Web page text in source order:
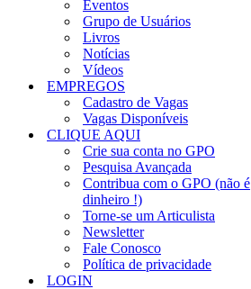
Eventos
Grupo de Usuários
Livros
Notícias
Vídeos
EMPREGOS
Cadastro de Vagas
Vagas Disponíveis
CLIQUE AQUI
Crie sua conta no GPO
Pesquisa Avançada
Contribua com o GPO (não é
dinheiro !)
Torne-se um Articulista
Newsletter
Fale Conosco
Política de privacidade
LOGIN